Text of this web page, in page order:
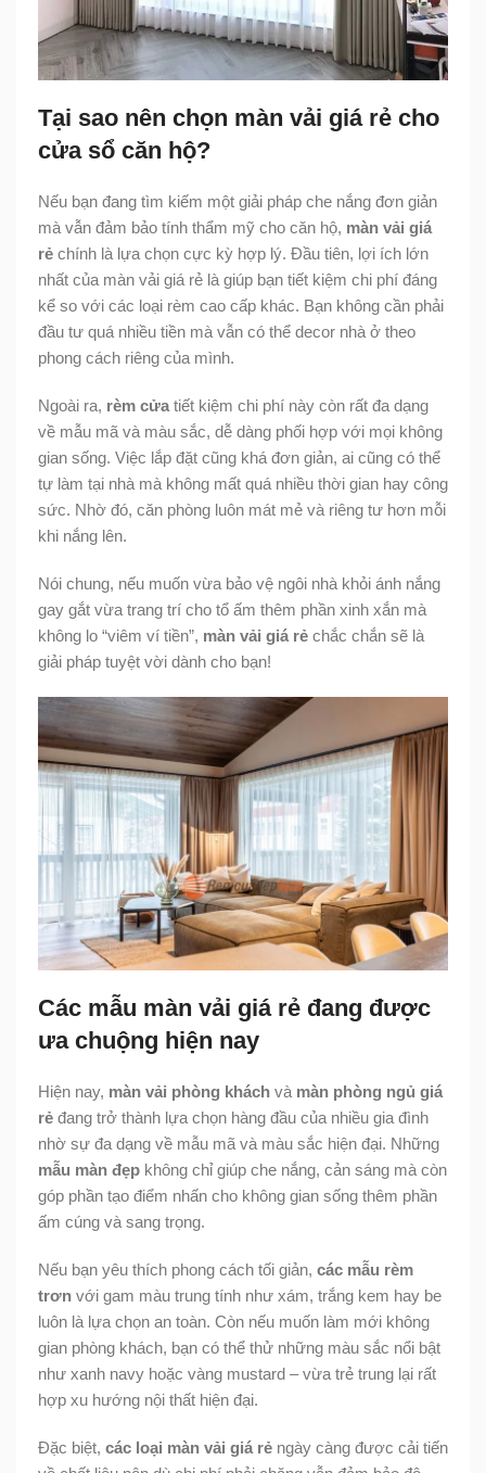
Tại sao nên chọn màn vải giá rẻ cho
cửa sổ căn hộ?
Nếu bạn đang tìm kiếm một giải pháp che nắng đơn giản
mà vẫn đảm bảo tính thẩm mỹ cho căn hộ, màn vải giá
rẻ chính là lựa chọn cực kỳ hợp lý. Đầu tiên, lợi ích lớn
nhất của màn vải giá rẻ là giúp bạn tiết kiệm chi phí đáng
kể so với các loại rèm cao cấp khác. Bạn không cần phải
đầu tư quá nhiều tiền mà vẫn có thể decor nhà ở theo
phong cách riêng của mình.
Ngoài ra, rèm cửa tiết kiệm chi phí này còn rất đa dạng
về mẫu mã và màu sắc, dễ dàng phối hợp với mọi không
gian sống. Việc lắp đặt cũng khá đơn giản, ai cũng có thể
tự làm tại nhà mà không mất quá nhiều thời gian hay công
sức. Nhờ đó, căn phòng luôn mát mẻ và riêng tư hơn mỗi
khi nắng lên.
Nói chung, nếu muốn vừa bảo vệ ngôi nhà khỏi ánh nắng
gay gắt vừa trang trí cho tổ ấm thêm phần xinh xắn mà
không lo “viêm ví tiền”, màn vải giá rẻ chắc chắn sẽ là
giải pháp tuyệt vời dành cho bạn!
Các mẫu màn vải giá rẻ đang được
ưa chuộng hiện nay
Hiện nay, màn vải phòng khách và màn phòng ngủ giá
rẻ đang trở thành lựa chọn hàng đầu của nhiều gia đình
nhờ sự đa dạng về mẫu mã và màu sắc hiện đại. Những
mẫu màn đẹp không chỉ giúp che nắng, cản sáng mà còn
góp phần tạo điểm nhấn cho không gian sống thêm phần
ấm cúng và sang trọng.
Nếu bạn yêu thích phong cách tối giản, các mẫu rèm
trơn với gam màu trung tính như xám, trắng kem hay be
luôn là lựa chọn an toàn. Còn nếu muốn làm mới không
gian phòng khách, bạn có thể thử những màu sắc nổi bật
như xanh navy hoặc vàng mustard – vừa trẻ trung lại rất
hợp xu hướng nội thất hiện đại.
Đặc biệt, các loại màn vải giá rẻ ngày càng được cải tiến